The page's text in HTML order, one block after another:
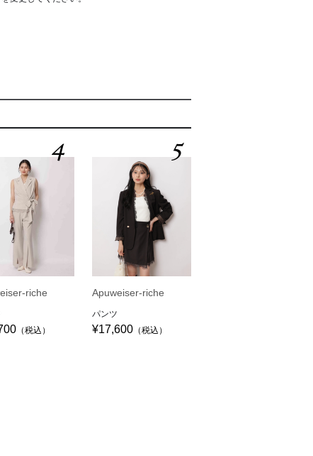
4
riche
（税込）
5
Apuweiser-riche
パンツ
¥17,600 （税込）